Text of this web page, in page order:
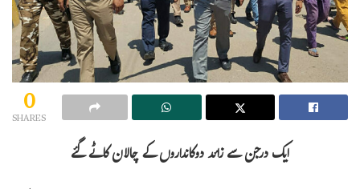
0
SHARES
ایک درجن سے زائد دوکانداروں کے چالان کاٹے گئے